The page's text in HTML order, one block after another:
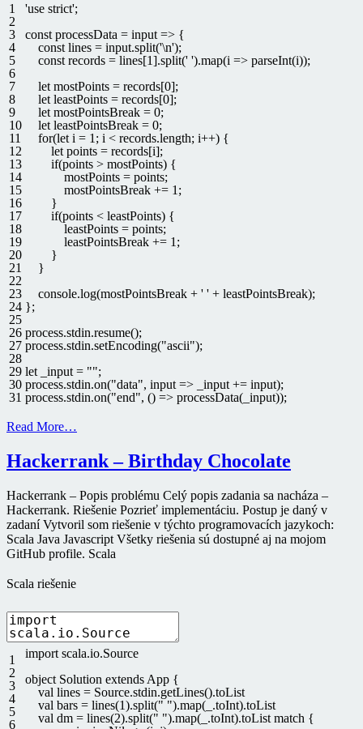
1
2
3
4
5
6
7
8
9
10
11
12
13
14
15
16
17
18
19
20
21
22
23
24
25
26
27
28
29
30
31
'use strict';
const processData = input => {
const lines = input.split('\n');
const records = lines[1].split(' ').map(i => parseInt(i));
let mostPoints = records[0];
let leastPoints = records[0];
let mostPointsBreak = 0;
let leastPointsBreak = 0;
for(let i = 1 ; i < records.length; i++) {
let points = records[i];
if(points > mostPoints) {
mostPoints = points;
mostPointsBreak += 1 ;
}
if(points < leastPoints) {
leastPoints = points;
leastPointsBreak += 1 ;
}
}
console.log(mostPointsBreak + ' ' + leastPointsBreak);
};
process.stdin.resume();
process.stdin.setEncoding("ascii");
let
_input = "";
process.stdin.on("data", input => _input += input);
process.stdin.on("end", () => processData( _input));
Read More…
Hackerrank – Birthday Chocolate
Hackerrank – Popis problému Celý popis zadania sa nacháza –
Hackerrank. Riešenie Pozrieť implementáciu. Postup je daný v
zadaní Vytvoril som riešenie v týchto programovacích jazykoch:
Scala Java Javascript Všetky riešenia sú dostupné aj na mojom
GitHub profile. Scala
Scala riešenie
1
2
3
4
5
6
import scala.io.Source
object Solution extends App {
val lines = Source.stdin.getLines().toList
val bars = lines(1).split(" ").map( .toInt).toList
val dm = lines(2).split(" ").map( .toInt).toList match {